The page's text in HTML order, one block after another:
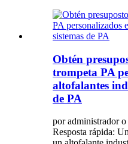
Obtén
trompeta PA
altofalantes
de PA
por administrador
Resposta rápida: